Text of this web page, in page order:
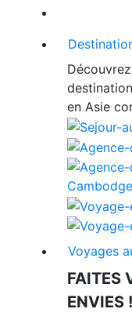
en Asie
Cambodge
Voyages
FAITES
ENVIES